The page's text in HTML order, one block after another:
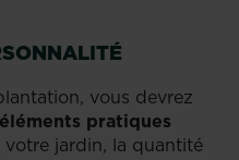
vous devrez
éléments pratiques
jardin, la quantité